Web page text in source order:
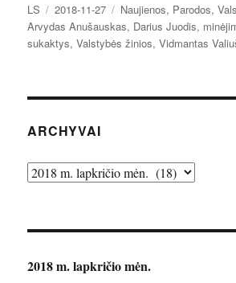
Autorius
LS Paskelbta
2018-11-27 Kategorijos
Naujienos, Parodos,
Arvydas Anušauskas, Darius Juodis,
sukaktys,Valstybės žinios,Vidmantas
ARCHYVAI
Archyvai
2018 m. lapkričio mėn.